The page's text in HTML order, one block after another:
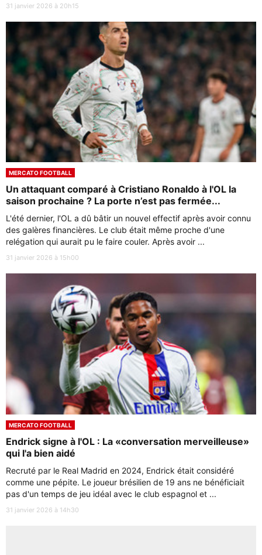
31 janvier 2026 à 20h15
MERCATO FOOTBALL
Un attaquant comparé à Cristiano Ronaldo à l'OL la
saison prochaine ? La porte n’est pas fermée...
L'été dernier, l'OL a dû bâtir un nouvel effectif après avoir connu
des galères financières. Le club était même proche d'une
relégation qui aurait pu le faire couler. Après avoir ...
31 janvier 2026 à 15h00
MERCATO FOOTBALL
Endrick signe à l'OL : La «conversation merveilleuse»
qui l'a bien aidé
Recruté par le Real Madrid en 2024, Endrick était considéré
comme une pépite. Le joueur brésilien de 19 ans ne bénéficiait
pas d'un temps de jeu idéal avec le club espagnol et ...
31 janvier 2026 à 14h30